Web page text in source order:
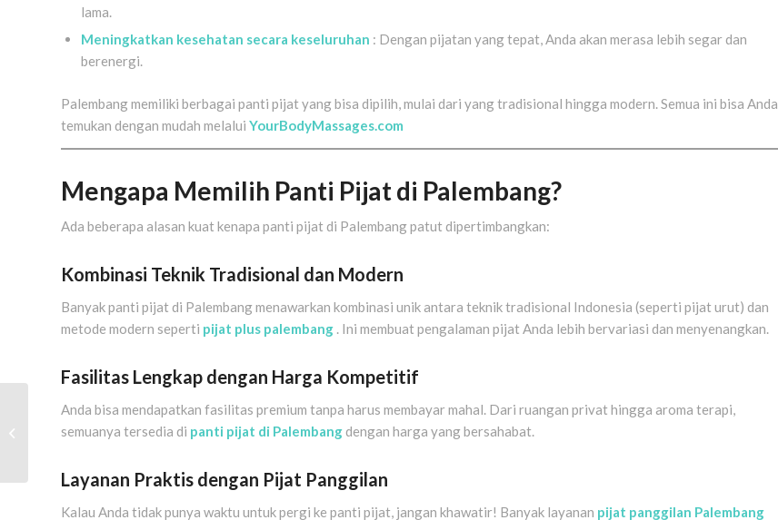
lama.
Meningkatkan kesehatan secara keseluruhan : Dengan pijatan yang tepat, Anda akan merasa lebih segar dan
berenergi.
Palembang memiliki berbagai panti pijat yang bisa dipilih, mulai dari yang tradisional hingga modern. Semua ini bisa Anda
temukan dengan mudah melalui YourBodyMassages.com
Mengapa Memilih Panti Pijat di Palembang?
Ada beberapa alasan kuat kenapa panti pijat di Palembang patut dipertimbangkan:
Kombinasi Teknik Tradisional dan Modern
Banyak panti pijat di Palembang menawarkan kombinasi unik antara teknik tradisional Indonesia (seperti pijat urut) dan
metode modern seperti pijat plus palembang . Ini membuat pengalaman pijat Anda lebih bervariasi dan menyenangkan.
Fasilitas Lengkap dengan Harga Kompetitif
Anda bisa mendapatkan fasilitas premium tanpa harus membayar mahal. Dari ruangan privat hingga aroma terapi,
semuanya tersedia di panti pijat di Palembang dengan harga yang bersahabat.
Layanan Praktis dengan Pijat Panggilan
Kalau Anda tidak punya waktu untuk pergi ke panti pijat, jangan khawatir! Banyak layanan pijat panggilan Palembang
Pijat di Rumah?
Gampang Banget!
Coba Pijat Panggilan